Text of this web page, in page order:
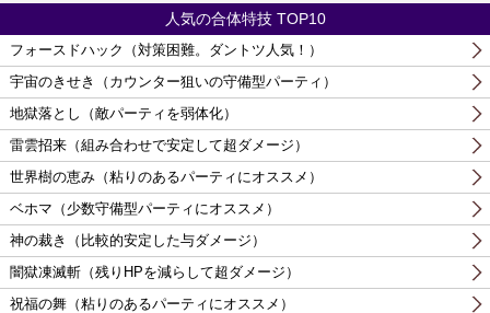
人気の合体特技 TOP10
フォースドハック（対策困難。ダントツ人気！）
宇宙のきせき（カウンター狙いの守備型パーティ）
地獄落とし（敵パーティを弱体化）
雷雲招来（組み合わせで安定して超ダメージ）
世界樹の恵み（粘りのあるパーティにオススメ）
ベホマ（少数守備型パーティにオススメ）
神の裁き（比較的安定した与ダメージ）
闇獄凍滅斬（残りHPを減らして超ダメージ）
祝福の舞（粘りのあるパーティにオススメ）